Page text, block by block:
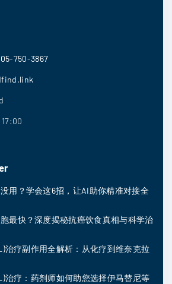
750-3867
用？学会这6招，让AI助你精准对接全
最快？深度揭秘抗癌饮食真相与科学治
治疗副作用全解析：从化疗到维奈克拉
治疗：药剂师如何助您选择伊马替尼等